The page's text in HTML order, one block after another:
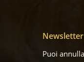
Newsletter
Puoi